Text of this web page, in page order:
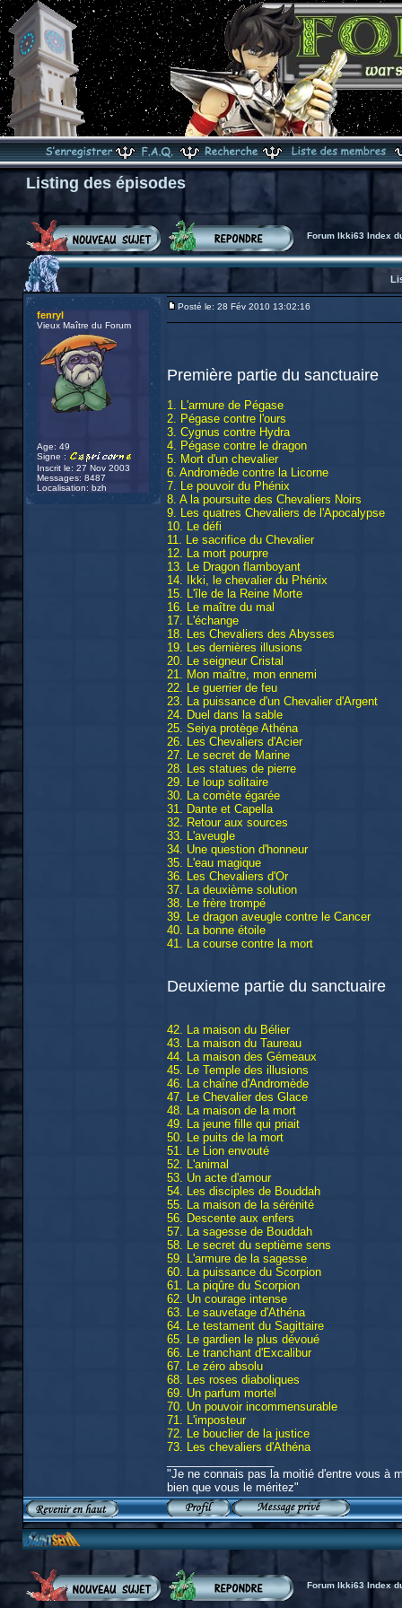
Listing des épisodes
Forum Ikki63 Index
fenryl
Vieux Maître du Forum
Age: 49
Signe :
Inscrit le: 27 Nov 2003
Messages: 8487
Localisation: bzh
Posté le: 28 Fév 2010 13:02:16
Première partie du sanctuaire
1. L'armure de Pégase
2. Pégase contre l'ours
3. Cygnus contre Hydra
4. Pégase contre le dragon
5. Mort d'un chevalier
6. Andromède contre la Licorne
7. Le pouvoir du Phénix
8. A la poursuite des Chevaliers Noirs
9. Les quatres Chevaliers de l'Apocalypse
10. Le défi
11. Le sacrifice du Chevalier
12. La mort pourpre
13. Le Dragon flamboyant
14. Ikki, le chevalier du Phénix
15. L'île de la Reine Morte
16. Le maître du mal
17. L'échange
18. Les Chevaliers des Abysses
19. Les dernières illusions
20. Le seigneur Cristal
21. Mon maître, mon ennemi
22. Le guerrier de feu
23. La puissance d'un Chevalier d'Argent
24. Duel dans la sable
25. Seiya protège Athéna
26. Les Chevaliers d'Acier
27. Le secret de Marine
28. Les statues de pierre
29. Le loup solitaire
30. La comète égarée
31. Dante et Capella
32. Retour aux sources
33. L'aveugle
34. Une question d'honneur
35. L'eau magique
36. Les Chevaliers d'Or
37. La deuxième solution
38. Le frère trompé
39. Le dragon aveugle contre le Cancer
40. La bonne étoile
41. La course contre la mort
Deuxieme partie du sanctuaire
42. La maison du Bélier
43. La maison du Taureau
44. La maison des Gémeaux
45. Le Temple des illusions
46. La chaîne d'Andromède
47. Le Chevalier des Glace
48. La maison de la mort
49. La jeune fille qui priait
50. Le puits de la mort
51. Le Lion envouté
52. L'animal
53. Un acte d'amour
54. Les disciples de Bouddah
55. La maison de la sérénité
56. Descente aux enfers
57. La sagesse de Bouddah
58. Le secret du septième sens
59. L'armure de la sagesse
60. La puissance du Scorpion
61. La piqûre du Scorpion
62. Un courage intense
63. Le sauvetage d'Athéna
64. Le testament du Sagittaire
65. Le gardien le plus dévoué
66. Le tranchant d'Excalibur
67. Le zéro absolu
68. Les roses diaboliques
69. Un parfum mortel
70. Un pouvoir incommensurable
71. L'imposteur
72. Le bouclier de la justice
73. Les chevaliers d'Athéna
"Je ne connais pas la moitié d'entre vous à
bien que vous le méritez"
Forum Ikki63 Index